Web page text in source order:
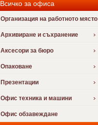
Всичко за офиса
Организация на работното място
Архивиране и съхранение
Аксесори за бюро
Опаковане
Презентации
Офис техника и машини
Офис обзавеждане